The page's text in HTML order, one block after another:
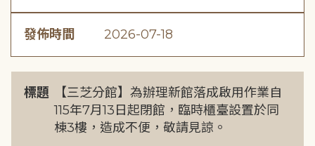
發佈時間 2026-07-18
標題
【三芝分館】為辦理新館落成啟用作業自
115年7月13日起閉館，臨時櫃臺設置於同
棟3樓，造成不便，敬請見諒。